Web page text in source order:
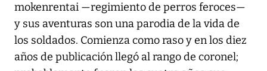
mokenrentai —regimiento de perros feroces—
y sus aventuras son una parodia de la vida de
los soldados. Comienza como raso y en los diez
años de publicación llegó al rango de coronel;